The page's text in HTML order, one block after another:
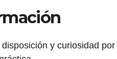
disposición y curiosidad